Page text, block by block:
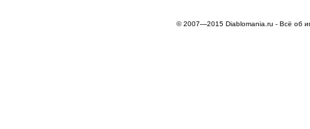
© 2007—2015 Diablomania.ru - Всё об